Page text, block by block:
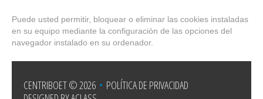
Puede usted permitir, bloquear o eliminar las cookies instaladas
en su equipo mediante la configuración de las opciones del
navegador instalado en su ordenador.
CENTRIBOET© 2026 • POLÍTICA DE PRIVACIDAD